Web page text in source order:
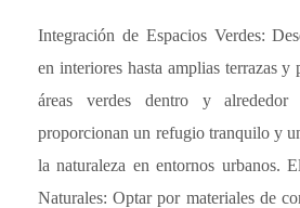
Integración de Espacios Verdes:
en interiores hasta amplias terrazas y
áreas verdes dentro y alrededor
proporcionan un refugio tranquilo y
la naturaleza en entornos urbanos.
Naturales: Optar por materiales de